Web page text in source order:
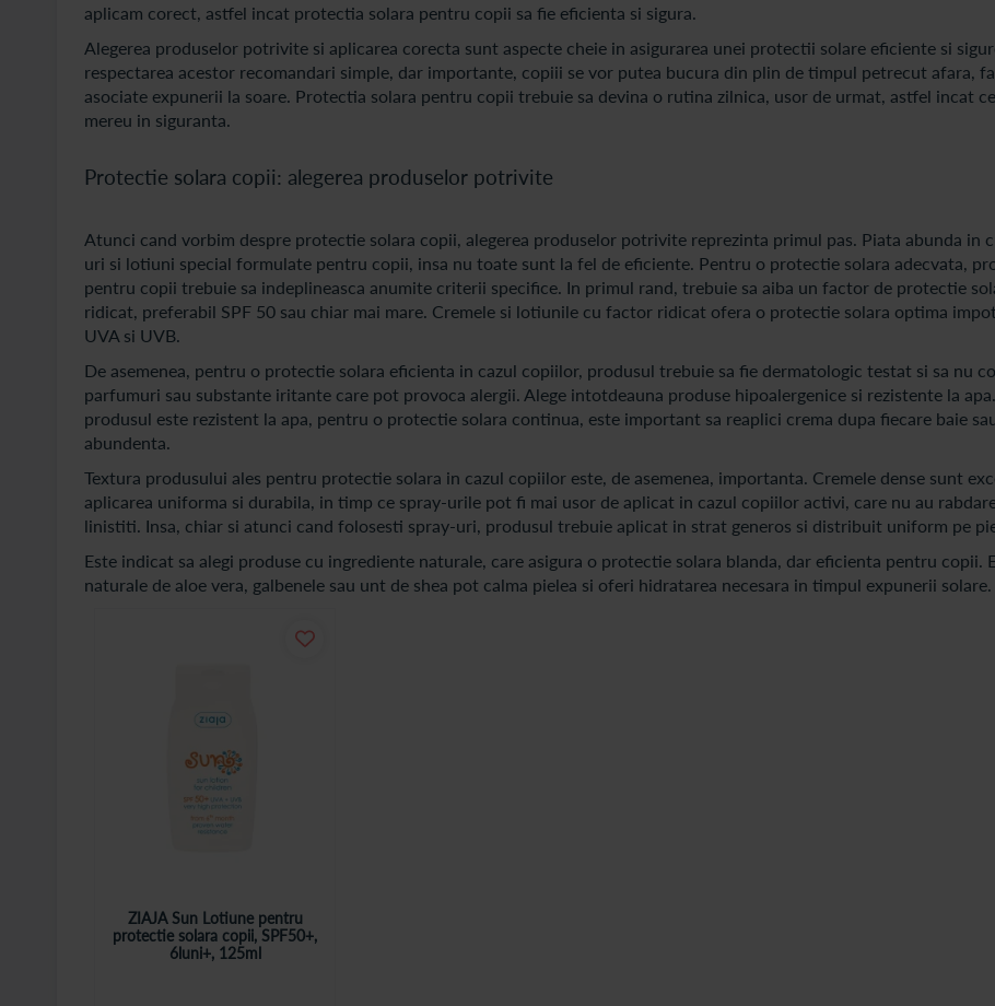
aplicam corect, astfel incat protectia solara pentru copii sa fie eficienta si sigura.
Alegerea produselor potrivite si aplicarea corecta sunt aspecte cheie in asigurarea unei protectii solare eficiente si
respectarea acestor recomandari simple, dar importante, copiii se vor putea bucura din plin de timpul petrecut afara,
asociate expunerii la soare. Protectia solara pentru copii trebuie sa devina o rutina zilnica, usor de urmat, astfel incat
mereu in siguranta.
Protectie solara copii: alegerea produselor potrivite
Atunci cand vorbim despre protectie solara copii, alegerea produselor potrivite reprezinta primul pas. Piata abunda in
uri si lotiuni special formulate pentru copii, insa nu toate sunt la fel de eficiente. Pentru o protectie solara adecvata,
pentru copii trebuie sa indeplineasca anumite criterii specifice. In primul rand, trebuie sa aiba un factor de protectie
ridicat, preferabil SPF 50 sau chiar mai mare. Cremele si lotiunile cu factor ridicat ofera o protectie solara optima
UVA si UVB.
De asemenea, pentru o protectie solara eficienta in cazul copiilor, produsul trebuie sa fie dermatologic testat si sa nu
parfumuri sau substante iritante care pot provoca alergii. Alege intotdeauna produse hipoalergenice si rezistente la
produsul este rezistent la apa, pentru o protectie solara continua, este important sa reaplici crema dupa fiecare baie
abundenta.
Textura produsului ales pentru protectie solara in cazul copiilor este, de asemenea, importanta. Cremele dense sunt
aplicarea uniforma si durabila, in timp ce spray-urile pot fi mai usor de aplicat in cazul copiilor activi, care nu au
linistiti. Insa, chiar si atunci cand folosesti spray-uri, produsul trebuie aplicat in strat generos si distribuit uniform pe
Este indicat sa alegi produse cu ingrediente naturale, care asigura o protectie solara blanda, dar eficienta pentru copii.
naturale de aloe vera, galbenele sau unt de shea pot calma pielea si oferi hidratarea necesara in timpul expunerii solare.
ZIAJA Sun Lotiune pentru
protectie solara copii, SPF50+,
6luni+, 125ml